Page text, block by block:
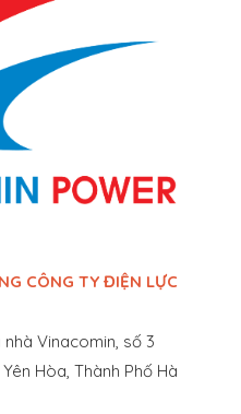
CÔNG TY ĐIỆN LỰC
Vinacomin, số 3
Hòa, Thành Phố Hà